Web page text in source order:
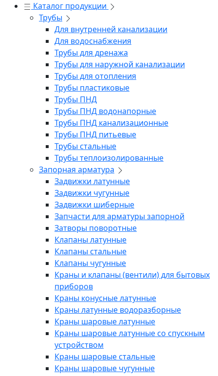
Каталог продукции
Трубы
Для внутренней канализации
Для водоснабжения
Трубы для дренажа
Трубы для наружной канализации
Трубы для отопления
Трубы пластиковые
Трубы ПНД
Трубы ПНД водонапорные
Трубы ПНД канализационные
Трубы ПНД питьевые
Трубы стальные
Трубы теплоизолированные
Запорная арматура
Задвижки латунные
Задвижки чугунные
Задвижки шиберные
Запчасти для арматуры запорной
Затворы поворотные
Клапаны латунные
Клапаны стальные
Клапаны чугунные
Краны и клапаны (вентили) для бытовых
приборов
Краны конусные латунные
Краны латунные водоразборные
Краны шаровые латунные
Краны шаровые латунные со спускным
устройством
Краны шаровые стальные
Краны шаровые чугунные